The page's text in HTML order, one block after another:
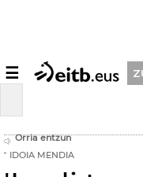
☰
Orria entzun
IDOIA MENDIA